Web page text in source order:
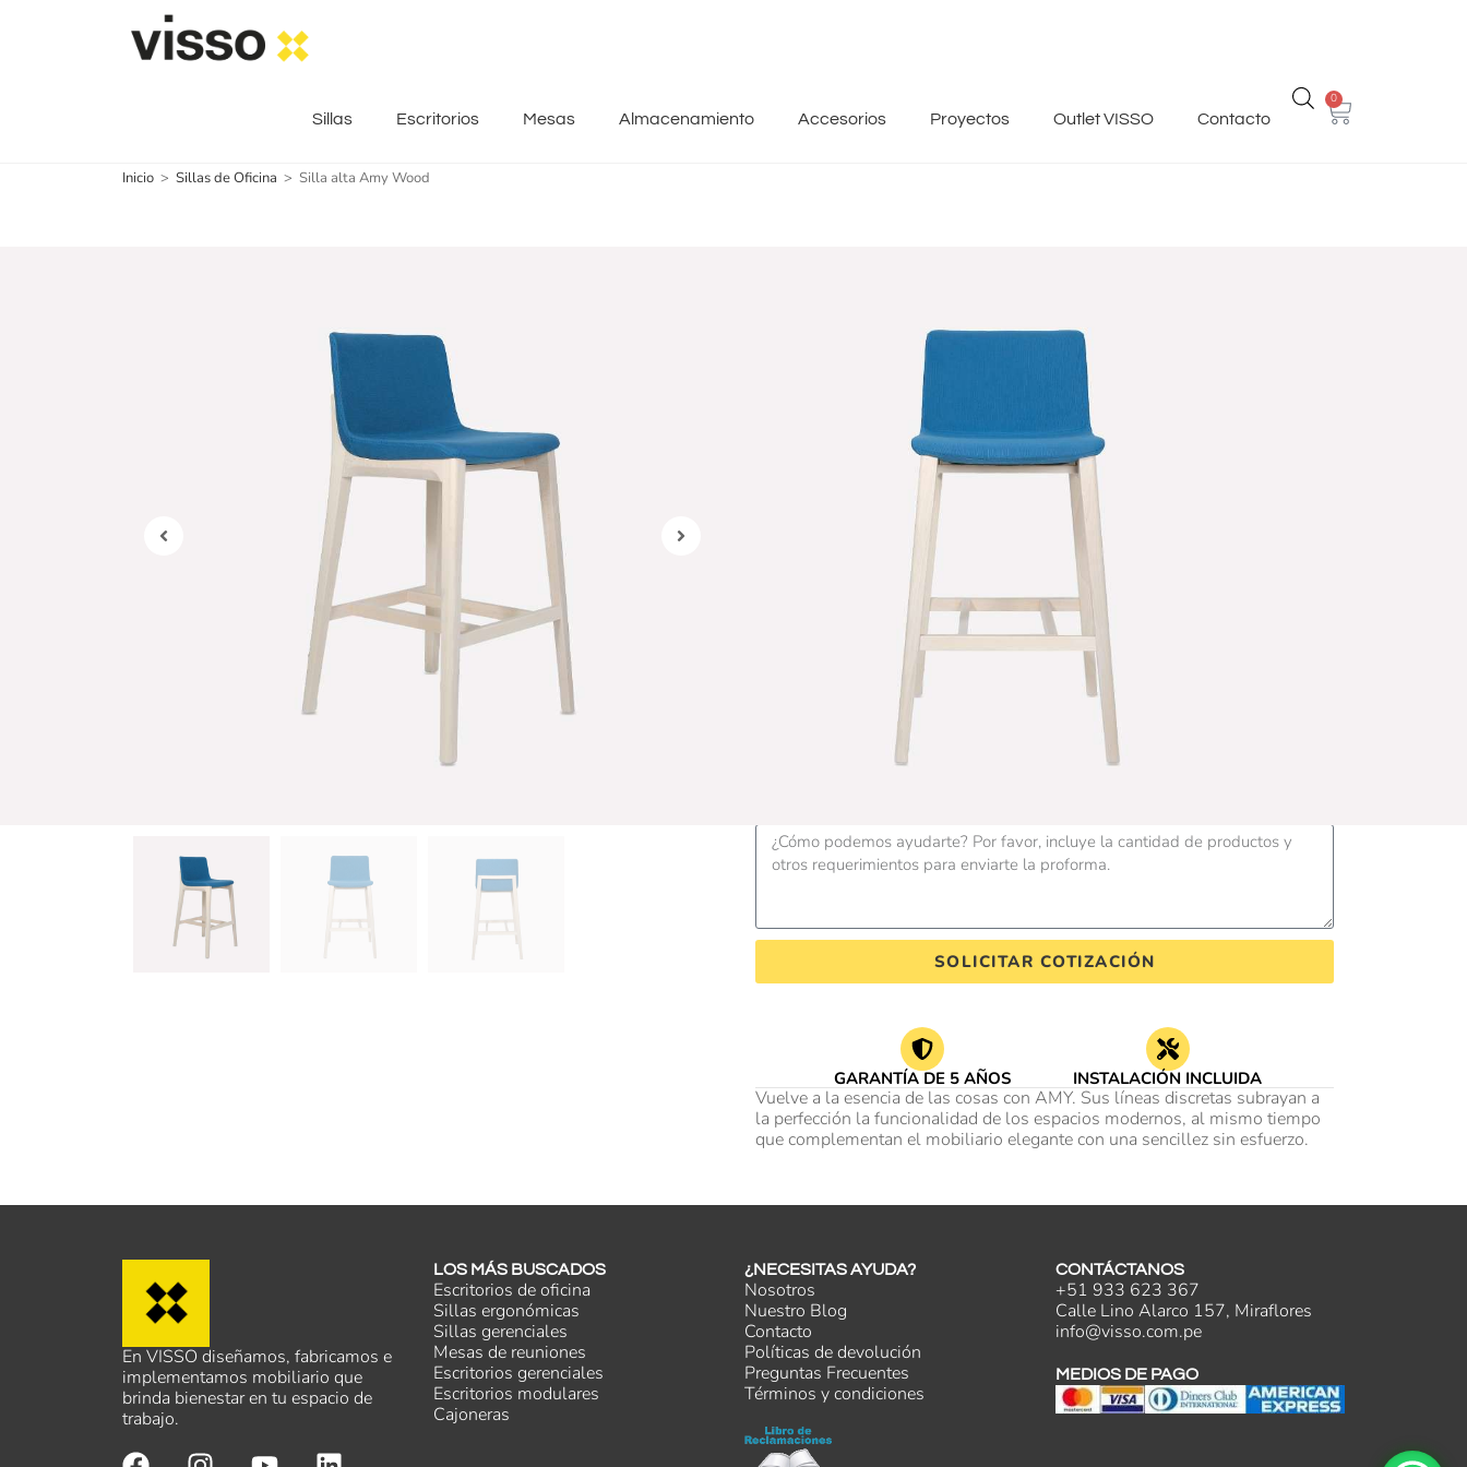
Sillas Escritorios Mesas Almacenamiento Accesorios Proyectos Outlet VISSO Contacto
0
Inicio > Sillas de Oficina > Silla alta Amy Wood
naturales. Altura al asiento 76 cm. Altura Total: 100 cm.
AMY líneas discretas subrayan a la perfección la funcionalidad de los
Tiempo de entrega : 04 días hábiles.
2,960.00
Garantía
Producto disponible únicamente bajo pedido.
Solicita más información:
Correo electrónico Teléfono
SOLICITAR COTIZACIÓN
GARANTÍA DE 5 AÑOS INSTALACIÓN INCLUIDA
Vuelve a la esencia de las cosas con AMY. Sus líneas discretas subrayan a
la perfección la funcionalidad de los espacios modernos, al mismo tiempo
que complementan el mobiliario elegante con una sencillez sin esfuerzo.
En VISSO diseñamos, fabricamos e
implementamos mobiliario que
brinda bienestar en tu espacio de
trabajo.
LOS MÁS BUSCADOS
Escritorios de oficina
Sillas ergonómicas
Sillas gerenciales
Mesas de reuniones
Escritorios gerenciales
Escritorios modulares
Cajoneras
¿NECESITAS AYUDA?
Nosotros
Nuestro Blog
Contacto
Políticas de devolución
Preguntas Frecuentes
Términos y condiciones
CONTÁCTANOS
+51 933 623 367
Calle Lino Alarco 157, Miraflores
info@visso.com.pe
MEDIOS DE PAGO